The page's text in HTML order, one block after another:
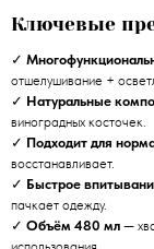
Ключевые
✓
отшелушивание +
✓ Натуральные
виноградных косточек.
✓ Подходит для
восстанавливает.
✓ Быстрое
пачкает одежду.
✓ Объём 480 мл —